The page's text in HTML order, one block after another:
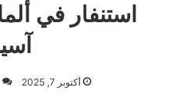
استنفار في
أكتوبر 7, 2025